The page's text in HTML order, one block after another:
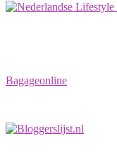
Bagageonline